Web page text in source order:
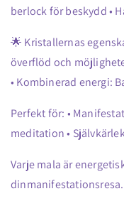
berlock för beskydd •
🌟 Kristallernas
överflöd och
• Kombinerad energi:
Perfekt för: •
meditation •
Varje mala är
dinmanifestationsresa.